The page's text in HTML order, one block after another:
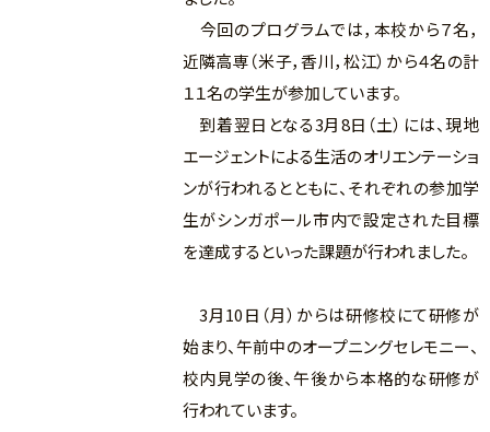
今回のプログラムでは，本校から７名，
近隣高専（米子，香川，松江）から４名の計
１１名の学生が参加しています。
到着翌日となる3月8日（土）には、現地
エージェントによる生活のオリエンテーショ
ンが行われるとともに、それぞれの参加学
生がシンガポール市内で設定された目標
を達成するといった課題が行われました。
3月10日（月）からは研修校にて研修が
始まり、午前中のオープニングセレモニー、
校内見学の後、午後から本格的な研修が
行われています。